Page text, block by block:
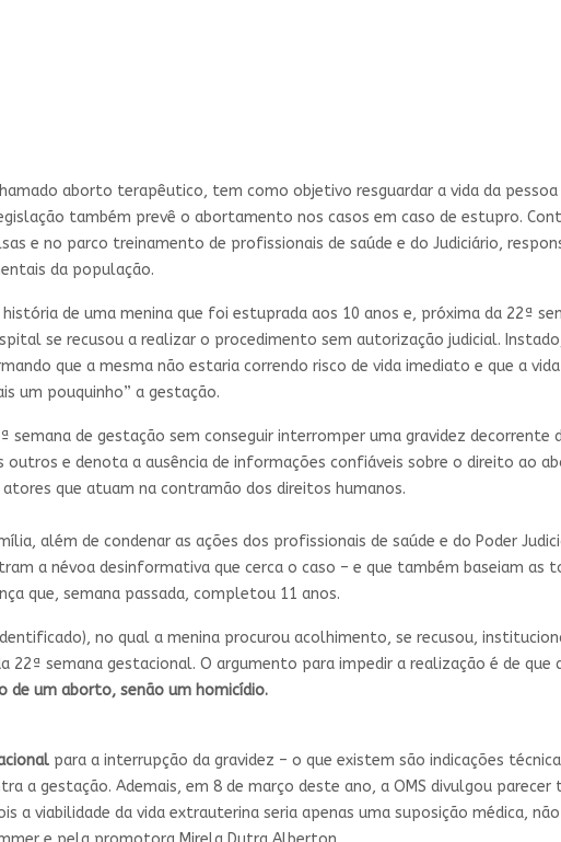
aborto terapêutico, tem como objetivo resguardar a vida da
também prevê o abortamento nos casos em caso de estupro.
e no parco treinamento de profissionais de saúde e do Judiciário,
da população.
de uma menina que foi estuprada aos 10 anos e, próxima da 22ª
se recusou a realizar o procedimento sem autorização judicial.
que a mesma não estaria correndo risco de vida imediato e que a
um pouquinho” a gestação.
semana de gestação sem conseguir interromper uma gravidez decorrente
e denota a ausência de informações confiáveis sobre o direito ao
que atuam na contramão dos direitos humanos.
além de condenar as ações dos profissionais de saúde e do Poder
a névoa desinformativa que cerca o caso – e que também baseiam as
que, semana passada, completou 11 anos.
no qual a menina procurou acolhimento, se recusou,
semana gestacional. O argumento para impedir a realização é de que
de um aborto, senão um homicídio.
para a interrupção da gravidez – o que existem são indicações
a gestação. Ademais, em 8 de março deste ano, a OMS divulgou parecer
viabilidade da vida extrauterina seria apenas uma suposição médica,